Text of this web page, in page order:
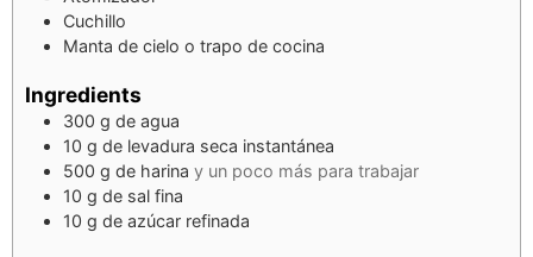
Cuchillo
Manta de cielo o trapo de cocina
Ingredients
300 g de agua
10 g de levadura seca instantánea
500 g de harina y un poco más para trabajar
10 g de sal fina
10 g de azúcar refinada